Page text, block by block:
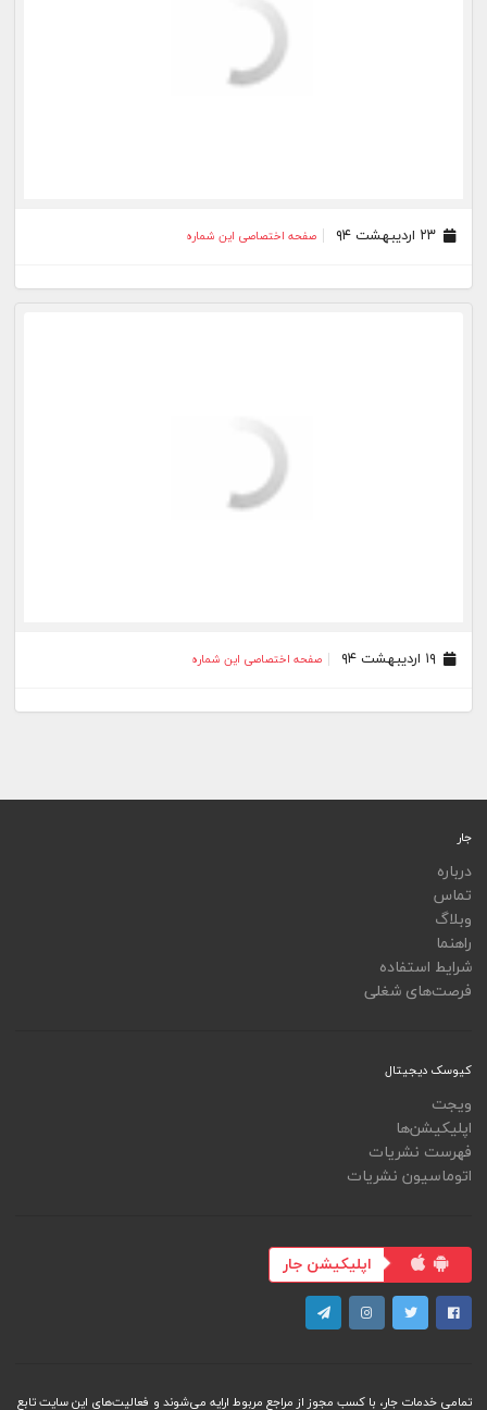
۲۳ اردیبهشت ۹۴ صفحه اختصاصی این شماره
۱۹ اردیبهشت ۹۴ صفحه اختصاصی این شماره
جار
درباره
تماس
وبلاگ
راهنما
شرایط استفاده
فرصت‌های شغلی
کیوسک دیجیتال
ویجت
اپلیکیشن‌ها
فهرست نشریات
اتوماسیون نشریات
اپلیکیشن جار
تمامی خدمات جار، با کسب مجوز از مراجع مربوط ارایه می‌شوند و فعاليت‌های اين سايت تابع